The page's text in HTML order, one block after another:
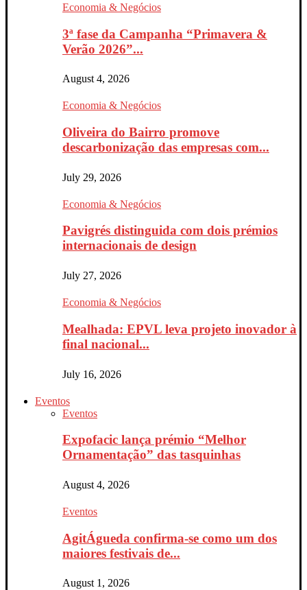
Economia & Negócios
3ª fase da Campanha “Primavera &
Verão 2026”...
August 4, 2026
Economia & Negócios
Oliveira do Bairro promove
descarbonização das empresas com...
July 29, 2026
Economia & Negócios
Pavigrés distinguida com dois prémios
internacionais de design
July 27, 2026
Economia & Negócios
Mealhada: EPVL leva projeto inovador à
final nacional...
July 16, 2026
Eventos
Eventos
Expofacic lança prémio “Melhor
Ornamentação” das tasquinhas
August 4, 2026
Eventos
AgitÁgueda confirma-se como um dos
maiores festivais de...
August 1, 2026